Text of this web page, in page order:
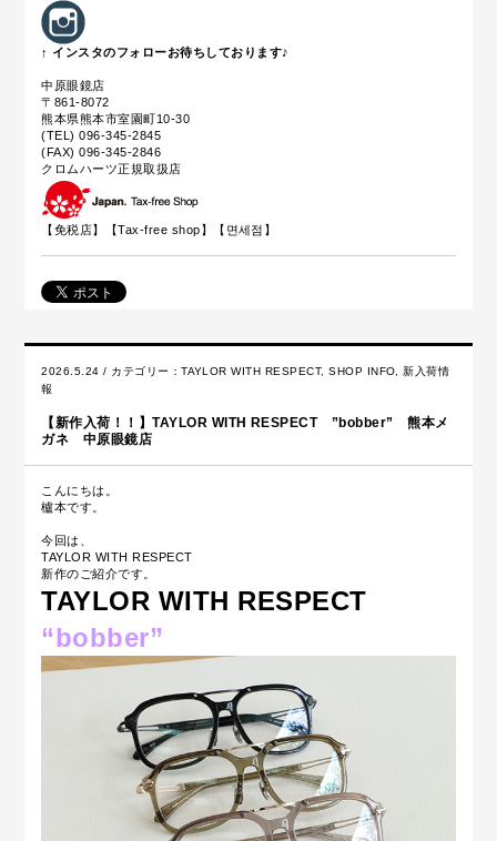
↑ インスタのフォローお待ちしております♪
中原眼鏡店
〒861-8072
熊本県熊本市室園町10-30
(TEL) 096-345-2845
(FAX) 096-345-2846
クロムハーツ正規取扱店
【免税店】【Tax-free shop】【면세점】
2026.5.24 / カテゴリー：TAYLOR WITH RESPECT,SHOP INFO ,新入荷情
報
【新作入荷！！】TAYLOR WITH RESPECT ”bobber” 熊本メ
ガネ 中原眼鏡店
こんにちは。
櫨本です。
今回は、
TAYLOR WITH RESPECT
新作のご紹介です。
TAYLOR WITH RESPECT
“bobber”